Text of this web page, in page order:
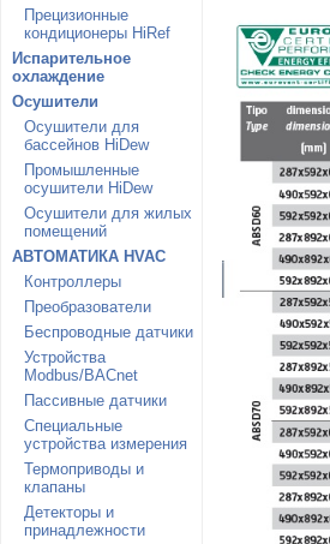
Прецизионные
кондиционеры HiRef
Испарительное
охлаждение
Осушители
Осушители для
бассейнов HiDew
Промышленные
осушители HiDew
Осушители для жилых
помещений
АВТОМАТИКА HVAC
Контроллеры
Преобразователи
Беспроводные датчики
Устройства
Modbus/BACnet
Пассивные датчики
Специальные
устройства измерения
Термоприводы и
клапаны
Детекторы и
принадлежности